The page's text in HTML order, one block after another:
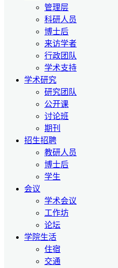
管理层
科研人员
博士后
来访学者
行政团队
学术支持
学术研究
研究团队
公开课
讨论班
期刊
招生招聘
教研人员
博士后
学生
会议
学术会议
工作坊
论坛
学院生活
住宿
交通